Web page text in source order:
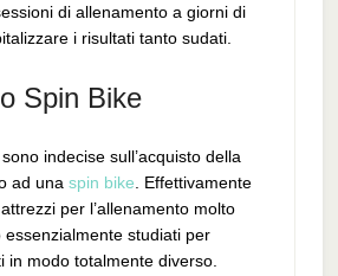
di allenamento a giorni di
i risultati tanto sudati.
Spin Bike
indecise sull’acquisto della
ad una spin bike. Effettivamente
per l’allenamento molto
essenzialmente studiati per
in modo totalmente diverso.